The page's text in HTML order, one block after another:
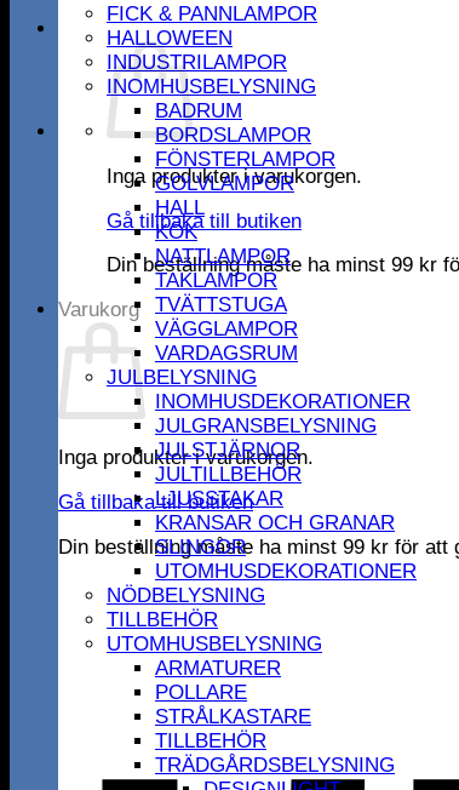
Inga produkter i varukorgen.
Gå tillbaka till butiken
Din beställning måste ha minst 99 kr
Varukorg
Inga produkter i varukorgen.
Gå tillbaka till butiken
Din beställning måste ha minst 99 kr för att
FICK & PANNLAMPOR
HALLOWEEN
INDUSTRILAMPOR
INOMHUSBELYSNING
BADRUM
BORDSLAMPOR
FÖNSTERLAMPOR
GOLVLAMPOR
HALL
KÖK
NATTLAMPOR
TAKLAMPOR
TVÄTTSTUGA
VÄGGLAMPOR
VARDAGSRUM
JULBELYSNING
INOMHUSDEKORATIONER
JULGRANSBELYSNING
JULSTJÄRNOR
JULTILLBEHÖR
LJUSSTAKAR
KRANSAR OCH GRANAR
SLINGOR
UTOMHUSDEKORATIONER
NÖDBELYSNING
TILLBEHÖR
UTOMHUSBELYSNING
ARMATURER
POLLARE
STRÅLKASTARE
TILLBEHÖR
TRÄDGÅRDSBELYSNING